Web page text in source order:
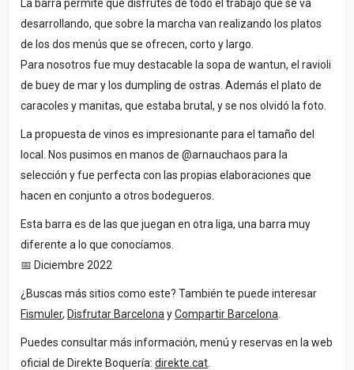
La barra permite que disfrutes de todo el trabajo que se va
desarrollando, que sobre la marcha van realizando los platos
de los dos menús que se ofrecen, corto y largo.
Para nosotros fue muy destacable la sopa de wantun, el ravioli
de buey de mar y los dumpling de ostras. Además el plato de
caracoles y manitas, que estaba brutal, y se nos olvidó la foto.
La propuesta de vinos es impresionante para el tamaño del
local. Nos pusimos en manos de @arnauchaos para la
selección y fue perfecta con las propias elaboraciones que
hacen en conjunto a otros bodegueros.
Esta barra es de las que juegan en otra liga, una barra muy
diferente a lo que conocíamos.
📅 Diciembre 2022
¿Buscas más sitios como este? También te puede interesar
Fismuler, Disfrutar Barcelona yCompartir Barcelona
Puedes consultar más información, menú y reservas en la web
oficial de Direkte Boquería: direkte.cat